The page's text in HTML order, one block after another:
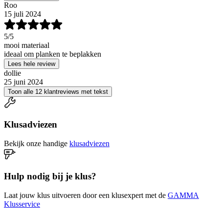
Roo
15 juli 2024
5/5
mooi materiaal
ideaal om planken te beplakken
Lees hele review
dollie
25 juni 2024
Toon alle 12 klantreviews met tekst
Klusadviezen
Bekijk onze handige klusadviezen
Hulp nodig bij je klus?
Laat jouw klus uitvoeren door een klusexpert met de GAMMA
Klusservice